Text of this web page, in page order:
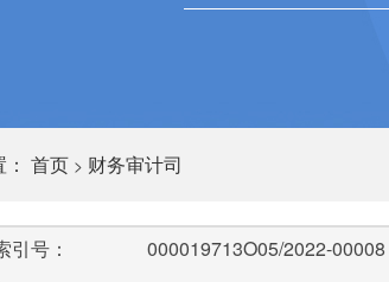
首页 > 财务审计司
引号：
000019713O05/2022-00008